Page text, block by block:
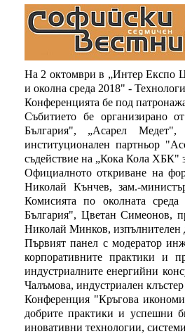
На 2 октомври в „Интер Експо
и околна среда 2018" -
Конференцията бе под
Събитието бе организирано
България", „Асарел
институционален партньор
съдействие на „Кока Кола ХБК"
Официалното откриване на
Николай Кънчев, зам.-
Комисията по околната
България", Цветан Симеонов,
Николай Минков, изпълнителен
Първият панел с модератор
корпоративните практики и
индустриалните енергийни
Чалъмова, индустриален
Конференция "Кръгова
добрите практики и успешни
иновативни технологии,